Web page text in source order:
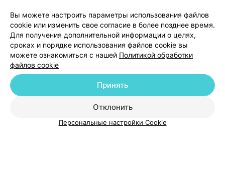
Добавить специалиста
Медицинский маркетинг
Публичный договор
Пользовательское соглашение
Способы оплаты
Вы можете настроить параметры использования файлов
cookie или изменить свое согласие в более позднее время.
Для получения дополнительной информации о целях,
сроках и порядке использования файлов cookie вы
можете ознакомиться с нашей Политикой обработки
файлов cookie
Отклонить
Принять
Персональные настройки Cookie